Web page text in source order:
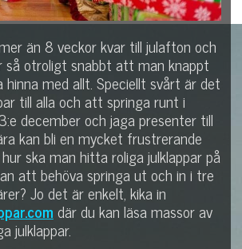
än 8 veckor kvar till julafton och
så otroligt snabbt att man knappt
med allt. Speciellt svårt är det
till alla och att springa runt i
december och jaga presenter till
kan bli en mycket frustrerande
ska man hitta roliga julklappar på
att behöva springa ut och in i tre
Jo det är enkelt, kika in
där du kan läsa massor av
julklappar.